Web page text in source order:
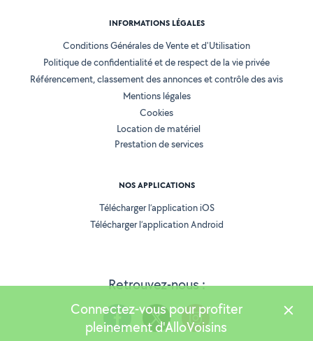
Retrouvez-nous :
INFORMATIONS LÉGALES
Conditions Générales de Vente et d'Utilisation
Politique de confidentialité et de respect de la vie privée
Référencement, classement des annonces et contrôle des avis
Mentions légales
Cookies
Location de matériel
Prestation de services
NOS APPLICATIONS
Télécharger l’application iOS
Télécharger l’application Android
Connectez-vous pour profiter
pleinement d'AlloVoisins